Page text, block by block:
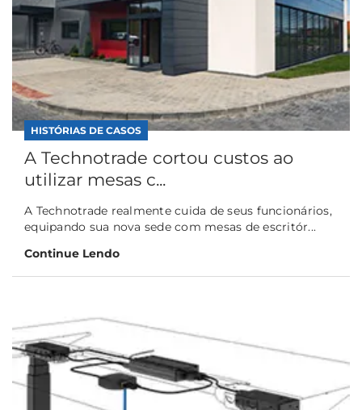
HISTÓRIAS DE CASOS
A Technotrade cortou custos ao
utilizar mesas c...
A Technotrade realmente cuida de seus funcionários,
equipando sua nova sede com mesas de escritór...
Continue Lendo